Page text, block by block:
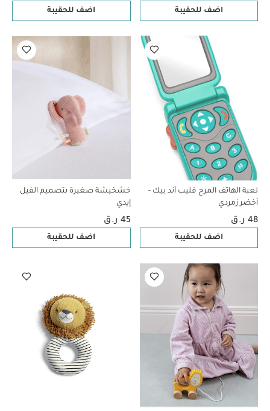
اضف للحقيبة اضف للحقيبة
لعبة الهاتف المرح فليب آند بيك -
أخضر زمردي
48 ر.ق
اضف للحقيبة
خشخيشة صغيرة بتصميم الفيل
إيدي
45 ر.ق
اضف للحقيبة